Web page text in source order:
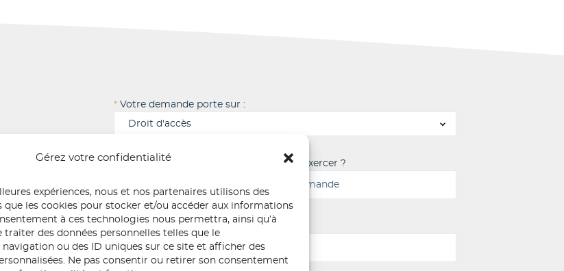
Gérez votre confidentialité
expériences, nous et nos partenaires utilisons des
que les cookies pour stocker et/ou accéder aux informations
à ces technologies nous permettra, ainsi qu’à
traiter des données personnelles telles que le
ou des ID uniques sur ce site et afficher des
Ne pas consentir ou retirer son consentement
avez le
* Votre demande porte sur :
Quel(s) autre(s) droit(s) souhaitez-vous exercer ?
Votre nom & prénom